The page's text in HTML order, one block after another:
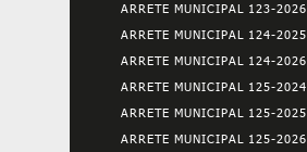
ARRETE MUNICIPAL 123-2026
ARRETE MUNICIPAL 124-2025
ARRETE MUNICIPAL 124-2026
ARRETE MUNICIPAL 125-2024
ARRETE MUNICIPAL 125-2025
ARRETE MUNICIPAL 125-2026